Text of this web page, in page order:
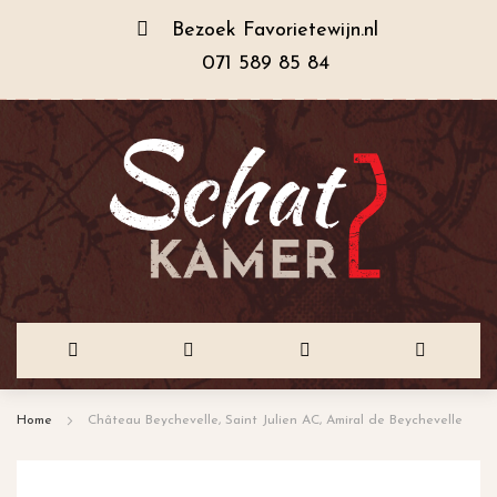
Bezoek Favorietewijn.nl
071 589 85 84
Home Château Beychevelle, Saint Julien AC, Amiral de Beychevelle